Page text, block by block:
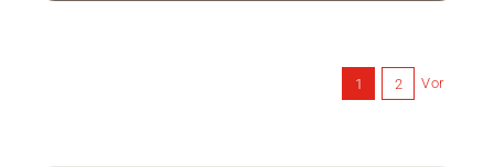
1 2 Vor